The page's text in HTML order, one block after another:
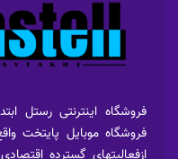
فروشگاه موبایل پایتخت